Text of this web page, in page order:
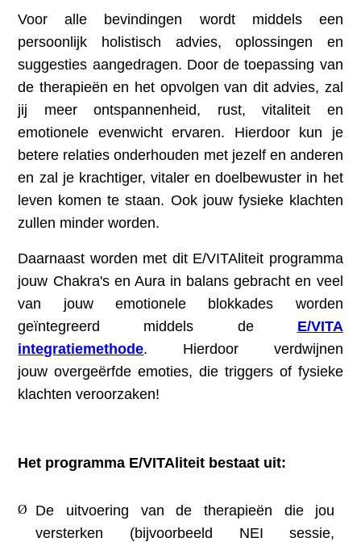
Voor alle bevindingen wordt middels een
persoonlijk holistisch advies, oplossingen en
suggesties aangedragen. Door de toepassing van
de therapieën en het opvolgen van dit advies, zal
jij meer ontspannenheid, rust, vitaliteit en
emotionele evenwicht ervaren. Hierdoor kun je
betere relaties onderhouden met jezelf en anderen
en zal je krachtiger, vitaler en doelbewuster in het
leven komen te staan. Ook jouw fysieke klachten
zullen minder worden.
Daarnaast worden met dit E/VITAliteit programma
jouw Chakra's en Aura in balans gebracht en veel
van jouw emotionele blokkades worden
geïntegreerd middels de E/VITA
integratiemethode. Hierdoor verdwijnen
jouw overgeërfde emoties, die triggers of fysieke
klachten veroorzaken!
Het programma E/VITAliteit bestaat uit:
Ø De uitvoering van detherapieën die jou
versterken (bijvoorbeeld NEI sessie,